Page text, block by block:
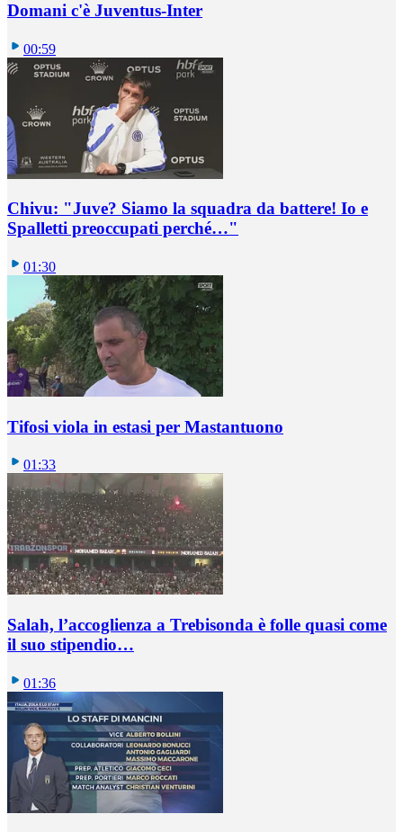
Domani c'è Juventus-Inter
00:59
Chivu: "Juve? Siamo la squadra da battere! Io e
Spalletti preoccupati perché…"
01:30
Tifosi viola in estasi per Mastantuono
01:33
Salah, l’accoglienza a Trebisonda è folle quasi come
il suo stipendio…
01:36